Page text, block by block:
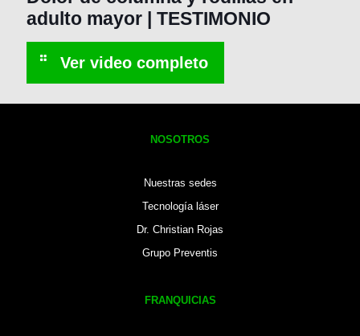
adulto mayor | TESTIMONIO
NOSOTROS
Nuestras sedes
Tecnología láser
Dr. Christian Rojas
Grupo Preventis
FRANQUICIAS